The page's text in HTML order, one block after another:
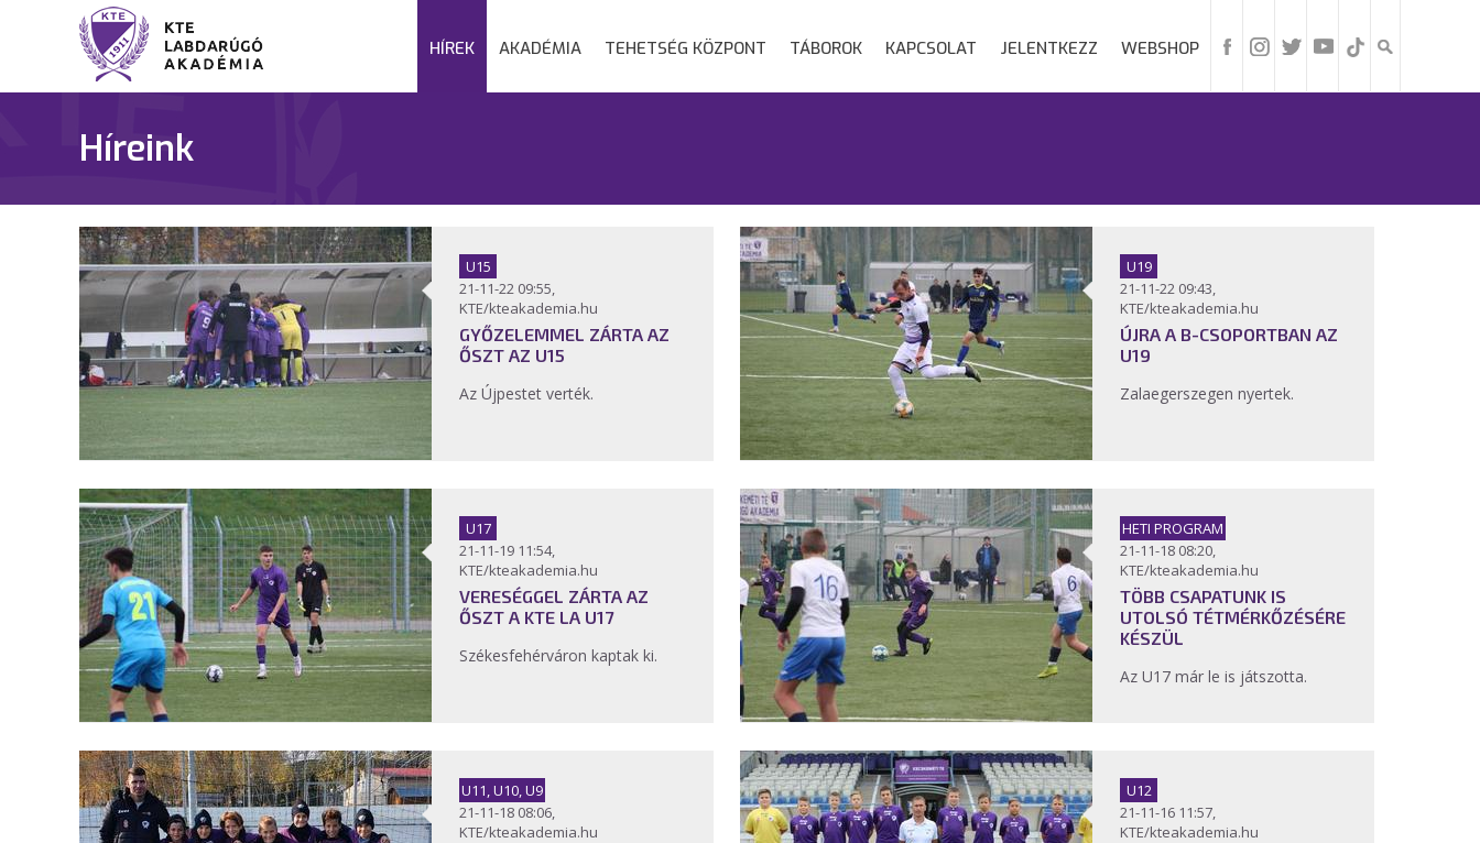
HÍREK AKADÉMIA TEHETSÉG KÖZPONT TÁBOROK KAPCSOLAT JELENTKEZZ WEBSHOP
Híreink
U15
21-11-22 09:55,
KTE/kteakademia.hu
GYŐZELEMMEL ZÁRTA AZ
ŐSZT AZ U15
Az Újpestet verték.
U19
21-11-22 09:43,
KTE/kteakademia.hu
ÚJRA A B-CSOPORTBAN AZ
U19
Zalaegerszegen nyertek.
U17
21-11-19 11:54,
KTE/kteakademia.hu
VERESÉGGEL ZÁRTA AZ
ŐSZT A KTE LA U17
Székesfehérváron kaptak ki.
HETI PROGRAM
21-11-18 08:20,
KTE/kteakademia.hu
TÖBB CSAPATUNK IS
UTOLSÓ TÉTMÉRKŐZÉSÉRE
KÉSZÜL
Az U17 már le is játszotta.
U11, U10, U9
21-11-18 08:06,
KTE/kteakademia.hu
U12
21-11-16 11:57,
KTE/kteakademia.hu